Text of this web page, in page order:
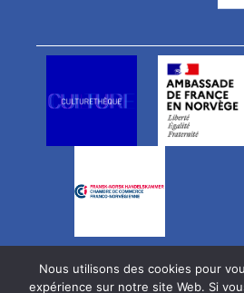
Offres d’emploi
Newsletter
Nous utilisons des cookies pour
expérience sur notre site Web. Si